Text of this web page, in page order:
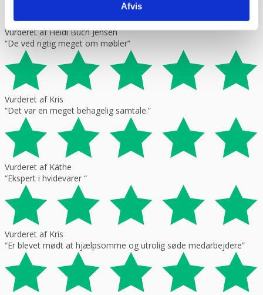
Afvis
Vurderet af Heidi Buch Jensen
“De ved rigtig meget om møbler”
Vurderet af Kris
“Det var en meget behagelig samtale.”
Vurderet af Käthe
“Ekspert i hvidevarer “
Vurderet af Kris
“Er blevet mødt at hjælpsomme og utrolig søde medarbejdere”